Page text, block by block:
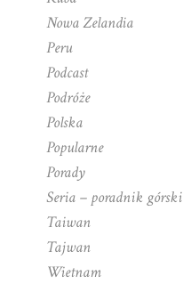
Nowa Zelandia
Peru
Podcast
Podróże
Polska
Popularne
Porady
Seria – poradnik górski
Taiwan
Tajwan
Wietnam